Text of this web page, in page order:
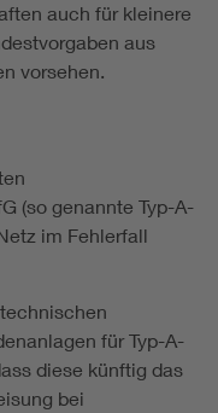
auch für kleinere
aus
vorsehen.
(so genannte Typ-A-
im Fehlerfall
für Typ-A-
diese künftig das
bei